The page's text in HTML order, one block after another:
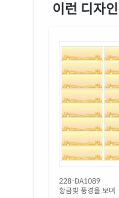
이런 디자
228-DA1089
황금빛 풍경을 보며